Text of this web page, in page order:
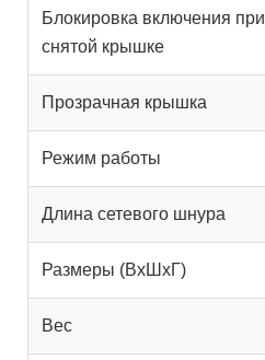
Блокировка включения при
снятой крышке
Прозрачная крышка
Режим работы
Длина сетевого шнура
Размеры (ВхШхГ)
Вес